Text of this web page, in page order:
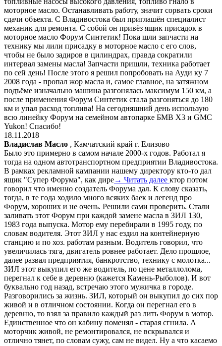
моторное масло. Останавливать работу, значит сорвать сроки
сдачи объекта. С Владивостока был приглашён специалист
механик для ремонта. С собой он привёз ящик присадок в
моторное масло Форум Синтетик! Пока шли запчасти на
технику мы лили присадку в моторное масло с его слов,
чтобы не было задиров в цилиндрах, правда сократили
интервал замены масла! Запчасти пришли, техника работает
по сей день! После этого я решил попробовать на Ауди ку 7
2008 года - пропал жор масла и, самое главное, на затяжном
подъёме изначально машина разгонялась максимум 150 км, а
после применения Форум Синтетик стала разгоняться до 180
км и упал расход топлива! На сегодняшний день использую
всю линейку Форум на семейном автопарке БМВ Х3 и GMC
Yukon! Спасибо!
18.11.2018
Владислав Масло , Камчатский край г. Елизово
Было это примерно в самом начале 2000-х годов. Работал я
тогда на одном автотранспортном предприятии Владивостока.
В рамках рекламной кампании нашему директору кто-то дал
ящик "Супер Форума", как дире→ Читать далее ктор потом
говорил что именно создатель Форума дал. К слову сказать,
тогда, в те года ходило много всяких баек и легенд про
Форум, хороших и не очень. Решили сами проверить. Стали
заливать этот Форум при каждой замене масла в ЗИЛ 130,
1983 года выпуска. Мотор ему перебирали в 1995 году, по
словам водителя. Этот ЗИЛ у нас ездил на контейнерную
станцию и по хоз. работам разным. Водитель говорил, что
увеличилась тяга, двигатель ровнее работает. Дело прошлое,
далее развал предприятия, банкротство, технику с молотка...
ЗИЛ этот выкупил его же водитель, по цене металлолома,
перегнал к себе в деревню (кажется Камень-Рыболов). И вот
буквально год назад, встречаю этого мужичка в городе.
Разговорились за жизнь. ЗИЛ, который он выкупил до сих пор
живой и в отличном состоянии. Когда он перегнал его в
деревню, то взял за правило каждый раз лить Форум в мотор.
Единственное что он кабину поменял - старая сгнила. А
моторчик живой, не ремонтировался, не вскрывался и
отлично тянет, по словам сужу, сам не видел. Ну а что касаемо